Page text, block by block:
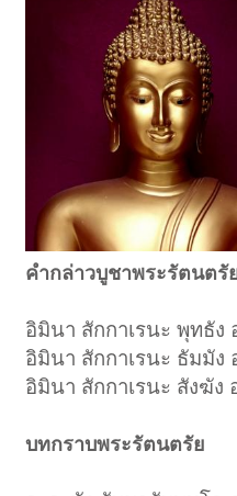
คำกล่าวบูชาพระรัตนตรั
อิมินา สักกาเรนะ พุทธัง
อิมินา สักกาเรนะ ธัมมัง
อิมินา สักกาเรนะ สังฆัง
บทกราบพระรัตนตรัย